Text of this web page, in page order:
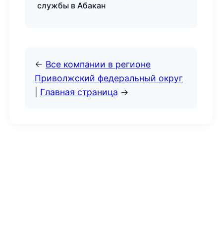
службы в Абакан
← Все компании в регионе
Приволжский федеральный округ
Главная страница →